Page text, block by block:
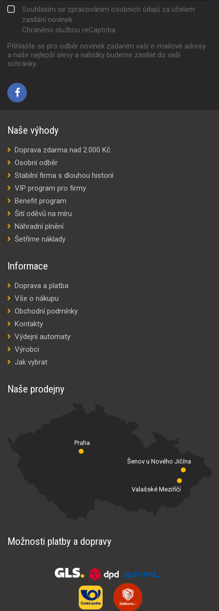
Souhlasím se zpracováním osobních údajů za účelem
zasílání novinek
Chráněno službou reCaptcha
Přihlašte se pro odběr novinek zadaním vaší e-mailové adresy
a naše nejlepší slevy a nabídky budeme zasílat do vaší
schránky.
Naše výhody
Doprava zdarma nad 2.000 Kč
Osobní odběr
Stabilní firma s dlouhou historií
VIP program pro firmy
Benefit program
Šití oděvů na míru
Náhradní plnění
Šetříme náklady
Informace
Doprava a platba
Vše o nákupu
Obchodní podmínky
Kontakty
Výdejní automaty
Výrobci
Jak vybrat
Naše prodejny
Praha
Valašské Meziříčí
Šenov u Nového Jičína
Možnosti platby a dopravy